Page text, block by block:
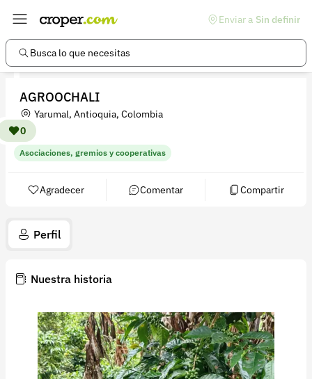
Enviar a Sin definir
Busca lo que necesitas
0
AGROOCHALI
Yarumal, Antioquia, Colombia
Asociaciones, gremios y cooperativas
Agradecer Comentar Compartir
Perfil
Nuestra historia
Enlaces de interés
Preguntas frecuentes
Ayuda
Información legal
Términos y condiciones
Política de devoluciones
Cuenta
Recuperar contraseña
Contacto
Soporte